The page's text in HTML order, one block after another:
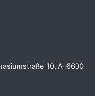
10, A-6600